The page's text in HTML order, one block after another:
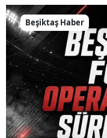
Beşiktaş Haber